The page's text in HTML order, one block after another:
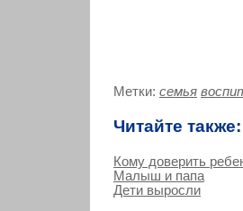
Метки: семья
Читайте также:
Кому доверить
Малыш и папа
Дети выросли